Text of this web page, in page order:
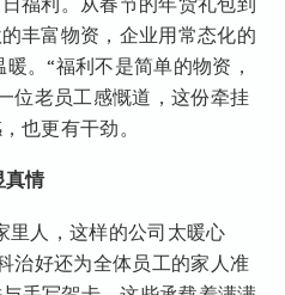
丰富物资，企业用常态化的
。“福利不是简单的物资，
位老员工感慨道，这份牵挂
也更有干劲。
真情
里人，这样的公司太暖心
治好还为全体员工的家人准